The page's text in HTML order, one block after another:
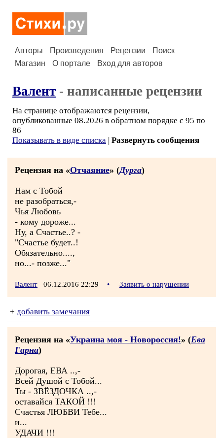
Авторы Произведения Рецензии
Поиск
Магазин
О портале Вход для авторов
Валент - написанные рецензии
На странице отображаются рецензии,
опубликованные 08.2026 в обратном порядке с 95 по
86
Показывать в виде списка | Развернуть сообщения
Рецензия на «Отчаяние» (Дурга)
Нам с Тобой
не разобраться,-
Чья Любовь
- кому дороже...
Ну, а Счастье..? -
"Счастье будет..!
Обязательно....,
но...- позже..."
Валент 06.12.2016 22:29 • Заявить о нарушении
+ добавить замечания
Рецензия на «Украина моя - Новороссия!» (Ева
Гарна)
Дорогая, ЕВА ..,-
Всей Душой с Тобой...
Ты - ЗВЁЗДОЧКА ..,-
оставайся ТАКОЙ !!!
Счастья ЛЮБВИ Тебе...
и...
УДАЧИ !!!